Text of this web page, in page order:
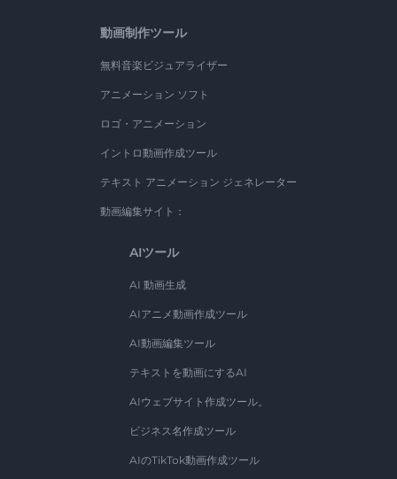
動画制作ツール
無料音楽ビジュアライザー
アニメーション ソフト
ロゴ・アニメーション
イントロ動画作成ツール
テキスト アニメーション ジェネレーター
動画編集サイト：
AIツール
AI 動画生成
AIアニメ動画作成ツール
AI動画編集ツール
テキストを動画にするAI
AIウェブサイト作成ツール。
ビジネス名作成ツール
AIのTikTok動画作成ツール